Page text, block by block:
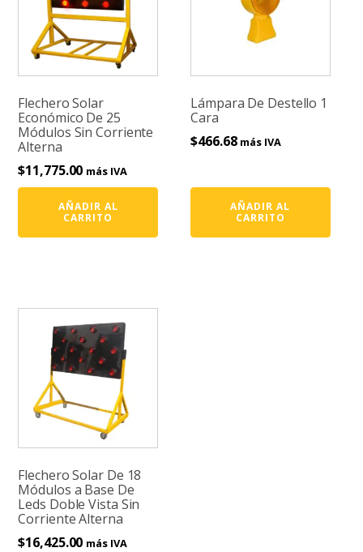
Flechero Solar
Económico De 25
Módulos Sin Corriente
Alterna
$11,775.00 más IVA
AÑADIR AL
CARRITO
Lámpara De Destello 1
Cara
$466.68 más IVA
AÑADIR AL
CARRITO
Flechero Solar De 18
Módulos a Base De
Leds Doble Vista Sin
Corriente Alterna
$16,425.00 más IVA